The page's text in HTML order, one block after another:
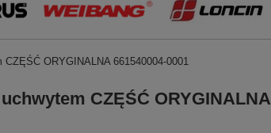
ORYGINALNA 661540004-0001
CZĘŚĆ ORYGINALNA